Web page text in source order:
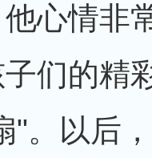
心情非
们的精
"。以后